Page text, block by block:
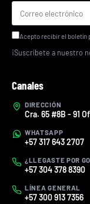
Acepto recibir el boletín
¡Suscríbete a nuestro
Canales
DIRECCIÓN
Cra. 65 #8B - 91
WHATSAPP
+57 317 643 2707
¿LLEGASTE POR
+57 304 378 8390
LÍNEA GENERAL
+57 300 913 7356